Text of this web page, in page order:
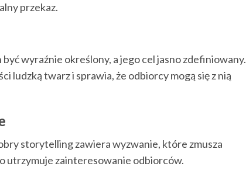
przekaz.
wyraźnie określony, a jego cel jasno zdefiniowany.
ludzką twarz i sprawia, że odbiorcy mogą się z nią
storytelling zawiera wyzwanie, które zmusza
utrzymuje zainteresowanie odbiorców.